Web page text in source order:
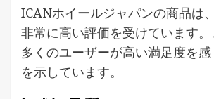
ICANホイールジャパンの商品は
非常に高い評価を受けています。
多くのユーザーが高い満足度を感
を示しています。